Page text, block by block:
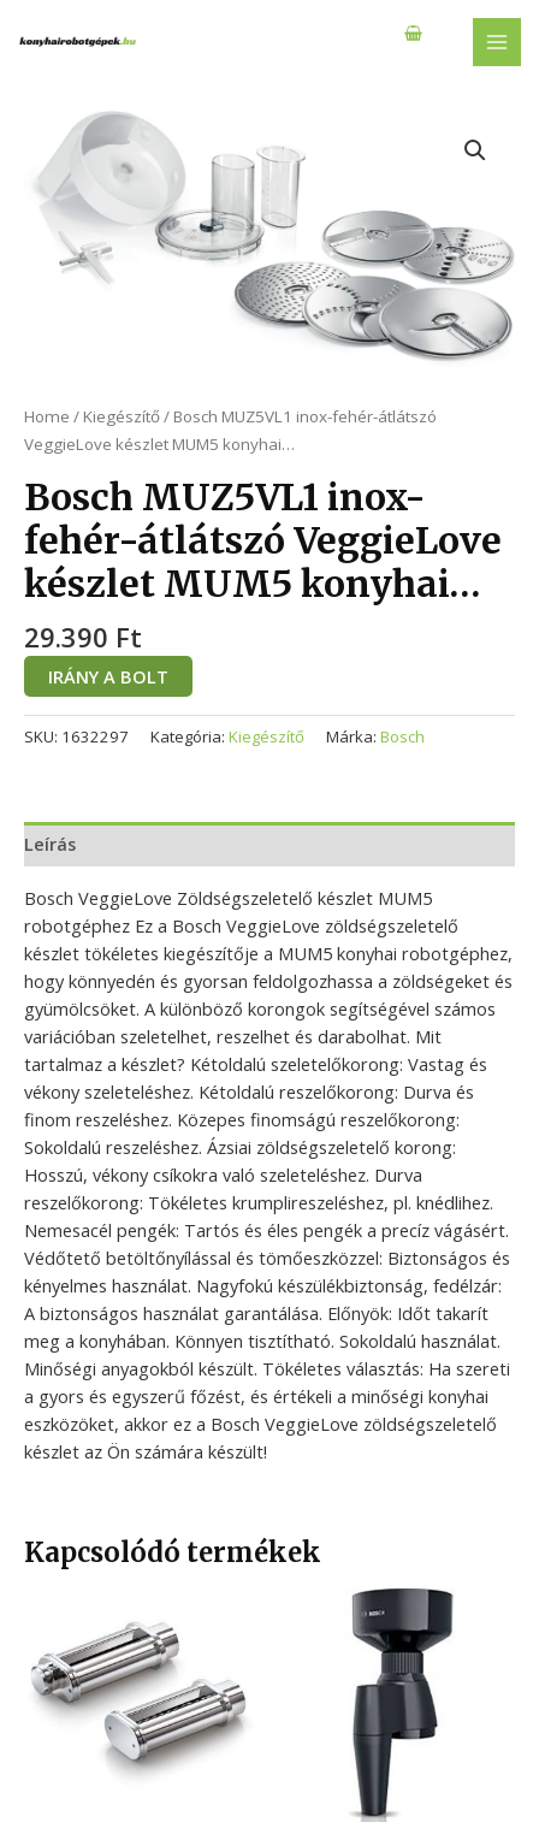
Home / Kiegészítő/ Bosch MUZ5VL1 inox-fehér-átlátszó
VeggieLove készlet MUM5 konyhai…
Bosch MUZ5VL1 inox-
fehér-átlátszó VeggieLove
készlet MUM5 konyhai…
29.390 Ft
IRÁNY A BOLT
SKU: 1632297 Kategória: Kiegészítő Márka: Bosch
Leírás
Bosch VeggieLove Zöldségszeletelő készlet MUM5
robotgéphez Ez a Bosch VeggieLove zöldségszeletelő
készlet tökéletes kiegészítője a MUM5 konyhai robotgéphez,
hogy könnyedén és gyorsan feldolgozhassa a zöldségeket és
gyümölcsöket. A különböző korongok segítségével számos
variációban szeletelhet, reszelhet és darabolhat. Mit
tartalmaz a készlet? Kétoldalú szeletelőkorong: Vastag és
vékony szeleteléshez. Kétoldalú reszelőkorong: Durva és
finom reszeléshez. Közepes finomságú reszelőkorong:
Sokoldalú reszeléshez. Ázsiai zöldségszeletelő korong:
Hosszú, vékony csíkokra való szeleteléshez. Durva
reszelőkorong: Tökéletes krumplireszeléshez, pl. knédlihez. ️
Nemesacél pengék: Tartós és éles pengék a precíz vágásért.
Védőtető betöltőnyílással és tömőeszközzel: Biztonságos és
kényelmes használat. Nagyfokú készülékbiztonság, fedélzár:
A biztonságos használat garantálása. Előnyök: Időt takarít
meg a konyhában. Könnyen tisztítható. Sokoldalú használat.
Minőségi anyagokból készült. Tökéletes választás: Ha szereti
a gyors és egyszerű főzést, és értékeli a minőségi konyhai
eszközöket, akkor ez a Bosch VeggieLove zöldségszeletelő
készlet az Ön számára készült!
Kapcsolódó termékek